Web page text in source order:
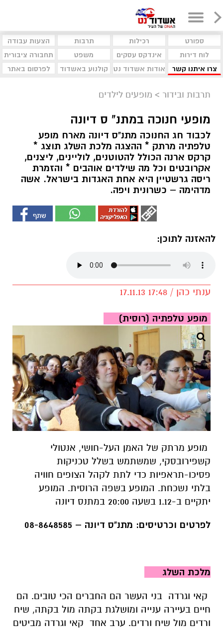
ספורט רכילות תרבות
הצעות עבודה
לוח דירות
אינדקס עסקים משפט
תחבורה ציבורית
צרו איתנו קשר
אודות אשדוד נט קולנוע באשדוד לפרסום באתר
תרבות ובידור > מופעים לילדים
מופעי חנוכה במתנ" ס דיונה
לכבוד חג החנוכה מתנ"ס דיונה מארח מופע
טלפתיה מרתק * ההצגה מלכת השלג תוצג *
קרקס ארנה הכולל להטוטנים, לוליינים, ליצנים,
אקרובטים וכל מה שילדים אוהבים * והזמרת
ריסה גרשטיין היא אחת האגדות בישראל. אשה
מדהימה – כשרונית ויפה.
להאזנה לתוכן:
ענתי כהן / 17:48 17.11.13
מופע טלפתיה (רוסית)
מופע מרתק של האמן העל-חושי, אנטולי
קשפירובסקי, שמשתמש בשלל טכניקות
פסיכו-תראפיות כדי לתת לקהל הצופים חוויה
בלתי נשכחת. המופע בשפה הרוסית. המופע
יתקיים ב-1.12 בשעה 20:00 במתנס דיונה
לפרטים וכרטיסים: מתנ"ס דיונה – 08-8648585
מלכת השלג
קאי וגרדה בני העשר הם החברים הכי טובים. הם
חיים בעיירה ענייה ומושלגת בקתה מול בקתה, שיח
ורדים מול שיח ורדים. ערב אחד קאי וגרדה מביטים